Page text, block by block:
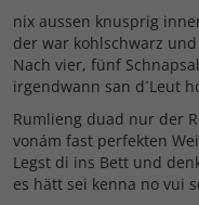
nix aussen knusprig
der war kohlschwarz
Nach vier, fünf
irgendwann san d´Leut
Rumlieng duad nur der
vonám fast perfekten
Legst di ins Bett und
es hätt sei kenna no vui